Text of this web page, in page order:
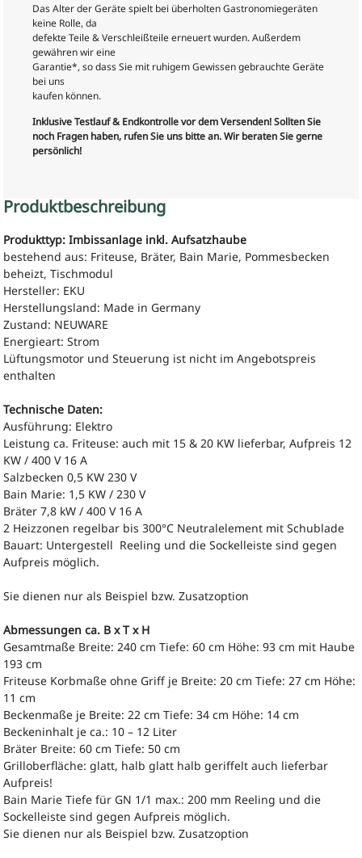
Das Alter der Geräte spielt bei überholten Gastronomiegeräten
keine Rolle, da
defekte Teile & Verschleißteile erneuert wurden. Außerdem
gewähren wir eine
Garantie*, so dass Sie mit ruhigem Gewissen gebrauchte Geräte
bei uns
kaufen können.
Inklusive Testlauf & Endkontrolle vor dem Versenden! Sollten Sie
noch Fragen haben, rufen Sie uns bitte an. Wir beraten Sie gerne
persönlich!
Produktbeschreibung
Produkttyp: Imbissanlage inkl. Aufsatzhaube
bestehend aus: Friteuse, Bräter, Bain Marie, Pommesbecken
beheizt, Tischmodul
Hersteller: EKU
Herstellungsland: Made in Germany
Zustand: NEUWARE
Energieart: Strom
Lüftungsmotor und Steuerung ist nicht im Angebotspreis
enthalten
Technische Daten:
Ausführung: Elektro
Leistung ca. Friteuse: auch mit 15 & 20 KW lieferbar, Aufpreis 12
KW / 400 V 16 A
Salzbecken 0,5 KW 230 V
Bain Marie: 1,5 KW / 230 V
Bräter 7,8 kW / 400 V 16 A
2 Heizzonen regelbar bis 300°C Neutralelement mit Schublade
Bauart: Untergestell Reeling und die Sockelleiste sind gegen
Aufpreis möglich.
Sie dienen nur als Beispiel bzw. Zusatzoption
Abmessungen ca. B x T x H
Gesamtmaße Breite: 240 cm Tiefe: 60 cm Höhe: 93 cm mit Haube
193 cm
Friteuse Korbmaße ohne Griff je Breite: 20 cm Tiefe: 27 cm Höhe:
11 cm
Beckenmaße je Breite: 22 cm Tiefe: 34 cm Höhe: 14 cm
Beckeninhalt je ca.: 10 – 12 Liter
Bräter Breite: 60 cm Tiefe: 50 cm
Grilloberfläche: glatt, halb glatt halb geriffelt auch lieferbar
Aufpreis!
Bain Marie Tiefe für GN 1/1 max.: 200 mm Reeling und die
Sockelleiste sind gegen Aufpreis möglich.
Sie dienen nur als Beispiel bzw. Zusatzoption